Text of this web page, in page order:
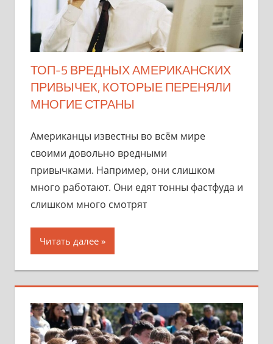
ТОП-5 ВРЕДНЫХ АМЕРИКАНСКИХ
ПРИВЫЧЕК, КОТОРЫЕ ПЕРЕНЯЛИ
МНОГИЕ СТРАНЫ
Американцы известны во всём мире
своими довольно вредными
привычками. Например, они слишком
много работают. Они едят тонны фастфуда и
слишком много смотрят
Читать далее